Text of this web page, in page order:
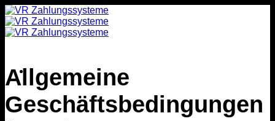
Zum
Inhalt
springen
Allgemeine
Geschäftsbedingungen